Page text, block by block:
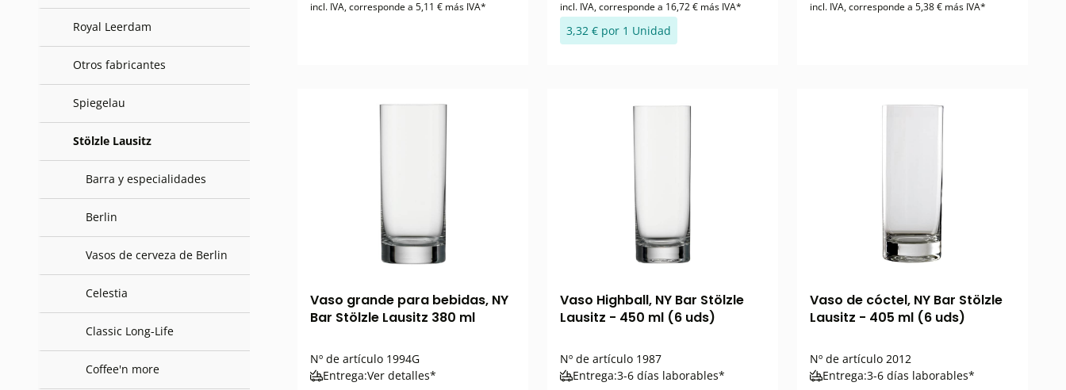
Royal Leerdam
Otros fabricantes
Spiegelau
Stölzle Lausitz
Barra y especialidades
Berlin
Vasos de cerveza de Berlin
Celestia
Classic Long-Life
Coffee'n more
incl. IVA, corresponde a 5,11 € más IVA* incl. IVA, corresponde a 16,72 € más IVA*
3,32 € por 1 Unidad
incl. IVA, corresponde a 5,38 € más IVA*
Vaso grande para bebidas, NY
Bar Stölzle Lausitz 380 ml
Nº de artículo 1994G
Entrega:Ver detalles*
Vaso Highball, NY Bar Stölzle
Lausitz - 450 ml (6 uds)
Nº de artículo1987
Entrega:3-6 días laborables*
Vaso de cóctel, NY Bar Stölzle
Lausitz - 405 ml (6 uds)
Nº de artículo2012
Entrega:3-6 días laborables*